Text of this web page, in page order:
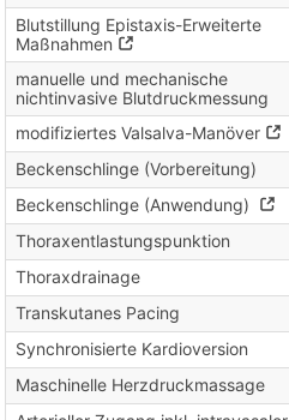
Blutstillung Epistaxis-Erweiterte
Maßnahmen
manuelle und mechanische
nichtinvasive Blutdruckmessung
modifiziertes Valsalva-Manöver
Beckenschlinge (Vorbereitung)
Beckenschlinge (Anwendung)
Thoraxentlastungspunktion
Thoraxdrainage
Transkutanes Pacing
Synchronisierte Kardioversion
Maschinelle Herzdruckmassage